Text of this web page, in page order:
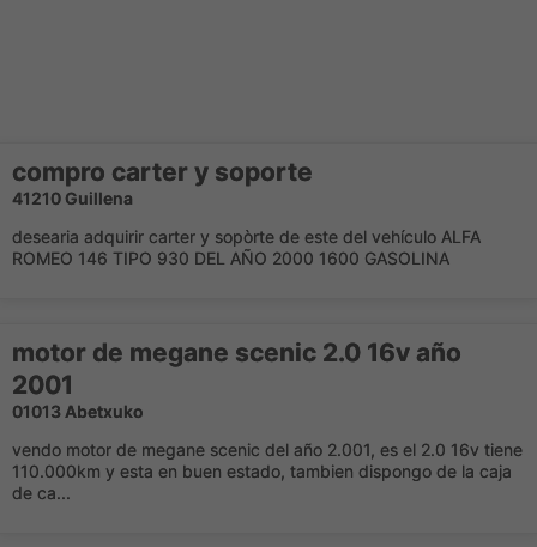
compro carter y soporte
41210 Guillena
desearia adquirir carter y sopòrte de este del vehículo ALFA
ROMEO 146 TIPO 930 DEL AÑO 2000 1600 GASOLINA
motor de megane scenic 2.0 16v año
2001
01013 Abetxuko
vendo motor de megane scenic del año 2.001, es el 2.0 16v tiene
110.000km y esta en buen estado, tambien dispongo de la caja
de ca...